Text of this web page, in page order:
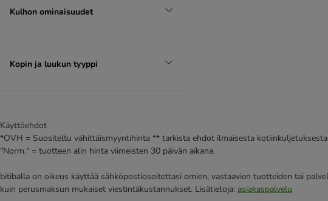
Kulhon ominaisuudet
Kopin ja luukun tyyppi
Käyttöehdot
*OVH = Suositeltu vähittäismyyntihinta ** tarkista ehdot ilmaisesta kotiinkuljetuksesta
"Norm." = tuotteen alin hinta viimeisten 30 päivän aikana.
bitiballa on oikeus käyttää sähköpostiosoitettasi omien, vastaavien tuotteiden tai
kuin perusmaksun mukaiset viestintäkustannukset. Lisätietoja: asiakaspalvelu